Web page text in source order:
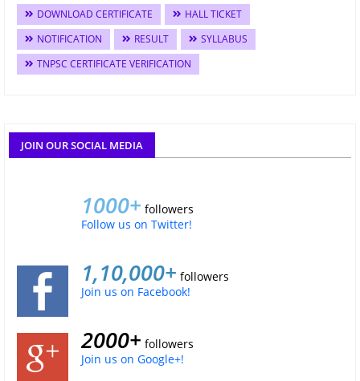
DOWNLOAD CERTIFICATE
HALL TICKET
NOTIFICATION
RESULT
SYLLABUS
TNPSC CERTIFICATE VERIFICATION
JOIN OUR SOCIAL MEDIA
1000+ followers
Follow us on Twitter!
1,10,000+ followers
Join us on Facebook!
2000+ followers
Join us on Google+!